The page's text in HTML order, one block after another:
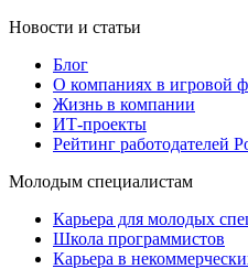
Новости и статьи
Блог
О компаниях в игровой
Жизнь в компании
ИТ-проекты
Рейтинг работодателей
Молодым специалистам
Карьера для молодых
Школа программистов
Карьера в